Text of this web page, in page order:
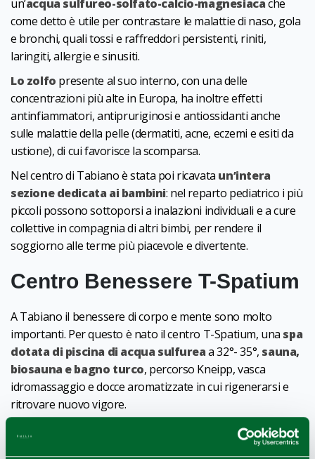
un’acqua sulfureo-solfato-calcio-magnesiacache
come detto è utile per contrastare le malattie di naso, gola
e bronchi, quali tossi e raffreddori persistenti, riniti,
laringiti, allergie e sinusiti.
Lo zolfo presente al suo interno, con una delle
concentrazioni più alte in Europa, ha inoltre effetti
antinfiammatori, antipruriginosi e antiossidanti anche
sulle malattie della pelle (dermatiti, acne, eczemi e esiti da
ustione), di cui favorisce la scomparsa.
Nel centro di Tabiano è stata poi ricavata un’intera
sezione dedicata ai bambini: nel reparto pediatrico i più
piccoli possono sottoporsi a inalazioni individuali e a cure
collettive in compagnia di altri bimbi, per rendere il
soggiorno alle terme più piacevole e divertente.
Centro Benessere T-Spatium
A Tabiano il benessere di corpo e mente sono molto
importanti. Per questo è nato il centro T-Spatium, una spa
dotata di piscina di acqua sulfureaa 32°- 35°, sauna,
biosauna e bagno turco, percorso Kneipp, vasca
idromassaggio e docce aromatizzate in cui rigenerarsi e
ritrovare nuovo vigore.
Il T-Spatium propone inoltre l’esperienza originale di
area delle Terme